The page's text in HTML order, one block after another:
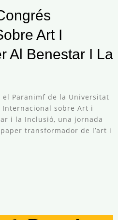
Art I
Al Benestar I La
el Paranimf de la Universitat
Internacional sobre Art i
i la Inclusió, una jornada
transformador de l’art i